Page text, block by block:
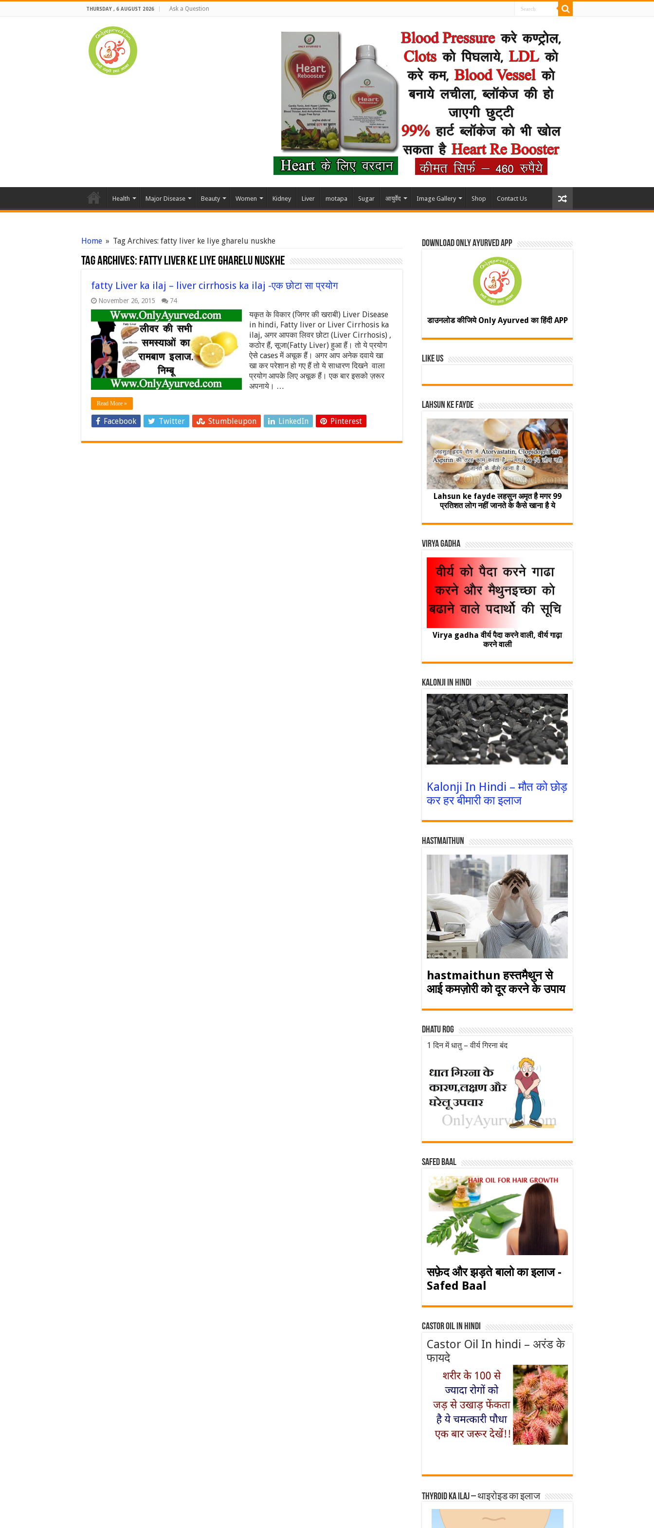
THURSDAY , 6 AUGUST 2026 Ask a Question
Health Major Disease Beauty Women Kidney Liver motapa Sugar आयुर्वेद Image Gallery Shop Contact Us
Home » Tag Archives: fatty liver ke liye gharelu nuskhe
Tag Archives: fatty liver ke liye gharelu nuskhe
fatty Liver ka ilaj – liver cirrhosis ka ilaj -एक छोटा सा प्रयोग
November 26, 2015 74
यकृत के विकार (जिगर की खराबी) Liver Disease
in hindi, Fatty liver or Liver Cirrhosis ka
ilaj, अगर आपका लिवर छोटा (Liver Cirrhosis) ,
कठोर हैं, सूजा(Fatty Liver) हुआ हैं। तो ये प्रयोग
ऐसे cases में अचूक हैं। अगर आप अनेक दवाये खा
खा कर परेशान हो गए हैं तो ये साधारण दिखने वाला
प्रयोग आपके लिए अचूक हैं। एक बार इसको ज़रूर
अपनाये। …
Read More »
Facebook Twitter Stumbleupon LinkedIn Pinterest
Download Only Ayurved App
डाउनलोड कीजिये Only Ayurved का हिंदी APP
Like Us
Lahsun ke fayde
Lahsun ke fayde लहसुन अमृत है मगर 99
प्रतिशत लोग नहीं जानते के कैसे खाना है ये
Virya Gadha
Virya gadha वीर्य पैदा करने वाली, वीर्य गाढ़ा
करने वाली
Kalonji In Hindi
Kalonji In Hindi – मौत को छोड़
कर हर बीमारी का इलाज
Hastmaithun
hastmaithun हस्तमैथुन से
आई कमज़ोरी को दूर करने के उपाय
Dhatu rog
1 दिन में धातु – वीर्य गिरना बंद
Safed baal
सफ़ेद और झड़ते बालो का इलाज -
Safed Baal
Castor Oil In Hindi
Castor Oil In hindi – अरंड के
फायदे
Thyroid ka ilaj – थाइरोइड का इलाज